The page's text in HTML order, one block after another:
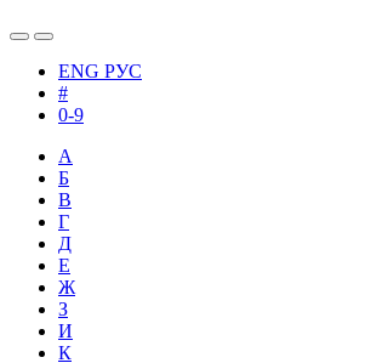
ENG РУС
#
0-9
А
Б
В
Г
Д
Е
Ж
З
И
К